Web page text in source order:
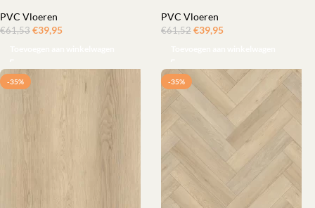
PVC Vloeren
€61,53 €39,95
PVC Vloeren
€61,52 €39,95
-35% -35%